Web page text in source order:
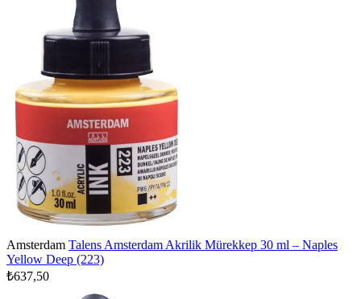
Amsterdam Talens Amsterdam Akrilik Mürekkep 30 ml – Naples
Yellow Deep (223)
₺637,50